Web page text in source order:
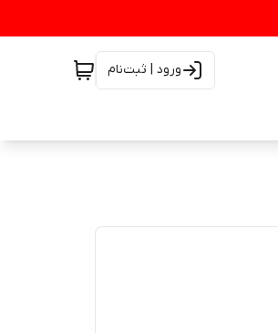
ورود | ثبت‌نام